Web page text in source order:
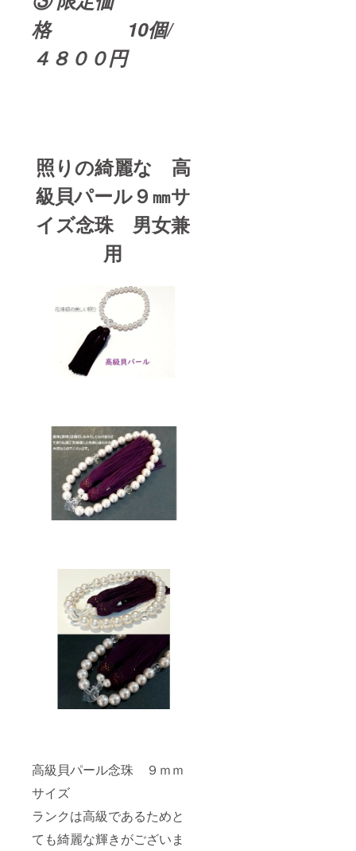
格 10個/
４８００円
照りの綺麗な 高
級貝パール９㎜サ
イズ念珠 男女兼
用
高級貝パール念珠 ９ｍｍ
サイズ
ランクは高級であるためと
ても綺麗な輝きがございま